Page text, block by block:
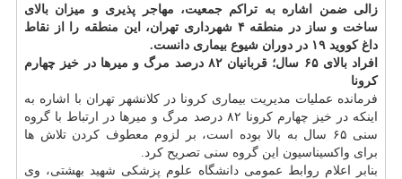
زالی ضمن اشاره به تراکم جمعیت، مهاجر پذیری و میزان بالای
ساخت و ساز در منطقه ۴ شهرداری تهران، این منطقه را از نقاط
داغ کووید ۱۹ در دوران شیوع بیماری دانست.
افراد بالای ۶۵ سال؛ قربانیان ۸۲ درصد مرگ و میرها در خیز چهارم
کرونا
فرمانده عملیات مدیریت بیماری کرونا در کلانشهر تهران با اشاره به
اینکه در خیز چهارم کرونا ۸۲ درصد مرگ و میرها در ارتباط با گروه
سنی ۶۵ سال به بالا بوده است، بر لزوم معطوف کردن تلاش ها
برای واکسیناسیون این گروه سنی تصریح کرد.
بنابر اعلام روابط عمومی دانشگاه علوم پزشکی شهید بهشتی، وی